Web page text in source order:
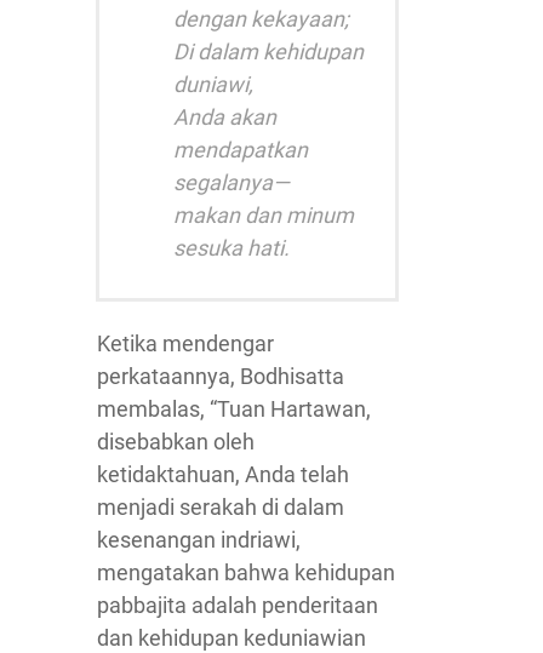
dengan kekayaan;
Di dalam kehidupan
duniawi,
Anda akan
mendapatkan
segalanya—
makan dan minum
sesuka hati.
Ketika mendengar
perkataannya, Bodhisatta
membalas, “Tuan Hartawan,
disebabkan oleh
ketidaktahuan, Anda telah
menjadi serakah di dalam
kesenangan indriawi,
mengatakan bahwa kehidupan
pabbajita adalah penderitaan
dan kehidupan keduniawian